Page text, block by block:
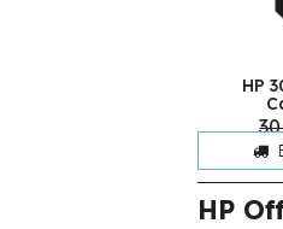
HP
HP